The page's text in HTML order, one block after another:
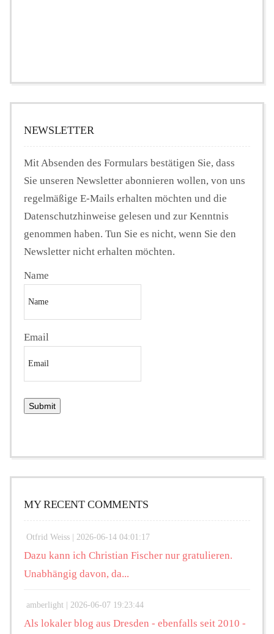
NEWSLETTER
Mit Absenden des Formulars bestätigen Sie, dass
Sie unseren Newsletter abonnieren wollen, von uns
regelmäßige E-Mails erhalten möchten und die
Datenschutzhinweise gelesen und zur Kenntnis
genommen haben. Tun Sie es nicht, wenn Sie den
Newsletter nicht erhalten möchten.
Name
Email
MY RECENT COMMENTS
Otfrid Weiss | 2026-06-14 04:01:17
Dazu kann ich Christian Fischer nur gratulieren.
Unabhängig davon, da...
amberlight | 2026-06-07 19:23:44
Als lokaler blog aus Dresden - ebenfalls seit 2010 -